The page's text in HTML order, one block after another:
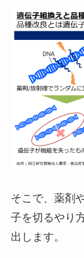
そこで、薬剤
子を切るやり
出します。